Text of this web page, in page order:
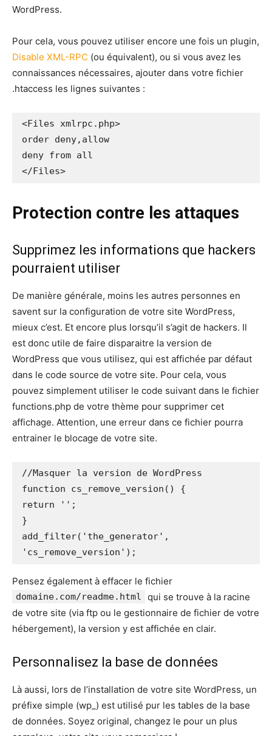
WordPress.
Pour cela, vous pouvez utiliser encore une fois un plugin,
Disable XML-RPC (ou équivalent), ou si vous avez les
connaissances nécessaires, ajouter dans votre fichier
.htaccess les lignes suivantes :
<Files xmlrpc.php>
order deny,allow
deny from all
</Files>
Protection contre les attaques
Supprimez les informations que hackers
pourraient utiliser
De manière générale, moins les autres personnes en
savent sur la configuration de votre site WordPress,
mieux c’est. Et encore plus lorsqu’il s’agit de hackers. Il
est donc utile de faire disparaitre la version de
WordPress que vous utilisez, qui est affichée par défaut
dans le code source de votre site. Pour cela, vous
pouvez simplement utiliser le code suivant dans le fichier
functions.php de votre thème pour supprimer cet
affichage. Attention, une erreur dans ce fichier pourra
entrainer le blocage de votre site.
//Masquer la version de WordPress
function cs_remove_version() {
return '';
}
add_filter('the_generator',
'cs_remove_version');
Pensez également à effacer le fichier
domaine.com/readme.html
qui se trouve à la racine
de votre site (via ftp ou le gestionnaire de fichier de votre
hébergement), la version y est affichée en clair.
Personnalisez la base de données
Là aussi, lors de l’installation de votre site WordPress, un
préfixe simple (wp_) est utilisé pur les tables de la base
de données. Soyez original, changez le pour un plus